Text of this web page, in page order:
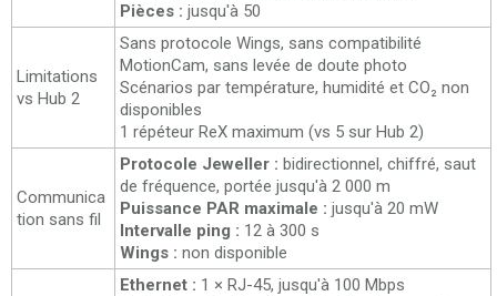
Pièces : jusqu'à 50
Limitations
vs Hub 2
Sans protocole Wings, sans compatibilité
MotionCam, sans levée de doute photo
Scénarios par température, humidité et CO₂ non
disponibles
1 répéteur ReX maximum (vs 5 sur Hub 2)
Communica
tion sans fil
Protocole Jeweller : bidirectionnel, chiffré, saut
de fréquence, portée jusqu'à 2 000 m
Puissance PAR maximale : jusqu'à 20 mW
Intervalle ping : 12 à 300 s
Wings : non disponible
Ethernet : 1 × RJ-45, jusqu'à 100 Mbps